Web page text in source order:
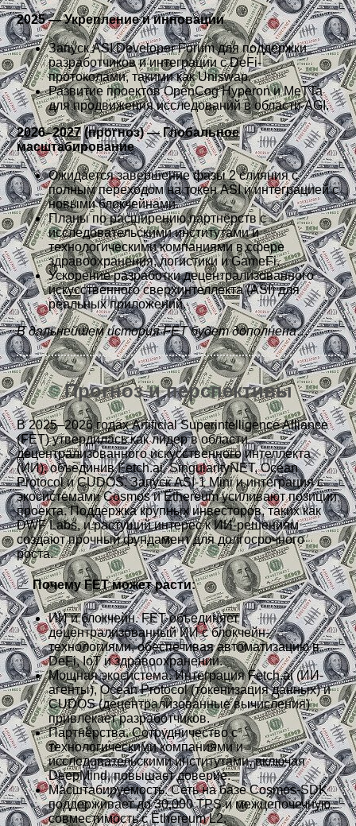
2025 — Укрепление и инновации
Запуск ASI Developer Forum для поддержки
разработчиков и интеграции с DeFi-
протоколами, такими как Uniswap.
Развитие проектов OpenCog Hyperon и MeTTa
для продвижения исследований в области AGI.
2026–2027 (прогноз) — Глобальное
масштабирование
Ожидается завершение фазы 2 слияния с
полным переходом на токен ASI и интеграцией с
новыми блокчейнами.
Планы по расширению партнёрств с
исследовательскими институтами и
технологическими компаниями в сфере
здравоохранения, логистики и GameFi.
Ускорение разработки децентрализованного
искусственного сверхинтеллекта (ASI) для
реальных приложений.
В дальнейшем история FET будет дополнена…
Прогноз и перспективы
В 2025–2026 годах Artificial Superintelligence Alliance
(FET) утвердилась как лидер в области
децентрализованного искусственного интеллекта
(ИИ), объединив Fetch.ai, SingularityNET, Ocean
Protocol и CUDOS. Запуск ASI-1 Mini и интеграция с
экосистемами Cosmos и Ethereum усиливают позиции
проекта. Поддержка крупных инвесторов, таких как
DWF Labs, и растущий интерес к ИИ-решениям
создают прочный фундамент для долгосрочного
роста.
📈Почему FET может расти:
ИИ и блокчейн. FET объединяет
децентрализованный ИИ с блокчейн-
технологиями, обеспечивая автоматизацию в
DeFi, IoT и здравоохранении.
Мощная экосистема. Интеграция Fetch.ai (ИИ-
агенты), Ocean Protocol (токенизация данных) и
CUDOS (децентрализованные вычисления)
привлекает разработчиков.
Партнёрства. Сотрудничество с
технологическими компаниями и
исследовательскими институтами, включая
DeepMind, повышает доверие.
Масштабируемость. Сеть на базе Cosmos-SDK
поддерживает до 30,000 TPS и межцепочечную
совместимость с Ethereum L2.